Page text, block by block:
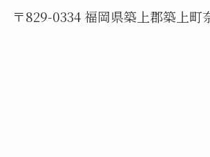
〒829-0334 福岡県築上郡築上町